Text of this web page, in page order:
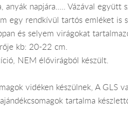
anyák napjára..... Vázával együtt
egy rendkívül tartós emléket is
és selyem virágokat
kb: 20-22 cm.
NEM élővirágból készült.
vidéken készülnek, A GLS
tartalma